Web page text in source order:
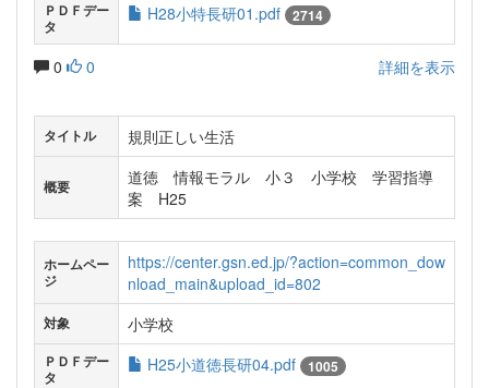
ＰＤＦデー
タ
H28小特長研01.pdf 2714
0 0 詳細を表示
タイトル 規則正しい生活
概要
道徳 情報モラル 小３ 小学校 学習指導
案 H25
ホームペー
ジ
https://center.gsn.ed.jp/?action=common_dow
nload_main&upload_id=802
対象 小学校
ＰＤＦデー
タ
H25小道徳長研04.pdf 1005